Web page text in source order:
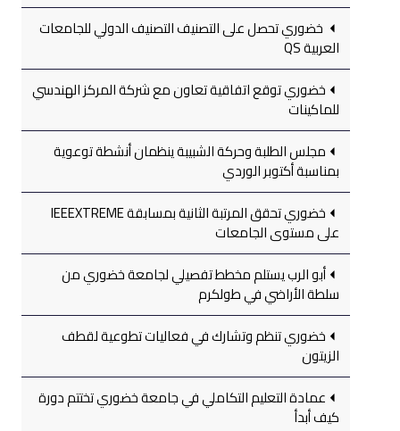
خضوري تحصل على التصنيف التصنيف الدولي للجامعات
العربية QS
خضوري توقع اتفاقية تعاون مع شركة المركز الهندسي
للماكينات
مجلس الطلبة وحركة الشبيبة ينظمان أنشطة توعوية
بمناسبة أكتوبر الوردي
خضوري تحقق المرتبة الثانية بمسابقة IEEEXTREME
على مستوى الجامعات
أبو الرب يستلم مخطط تفصيلي لجامعة خضوري من
سلطة الأراضي في طولكرم
خضوري تنظم وتشارك في فعاليات تطوعية لقطف
الزيتون
عمادة التعليم التكاملي في جامعة خضوري تختتم دورة
كيف أبدأ